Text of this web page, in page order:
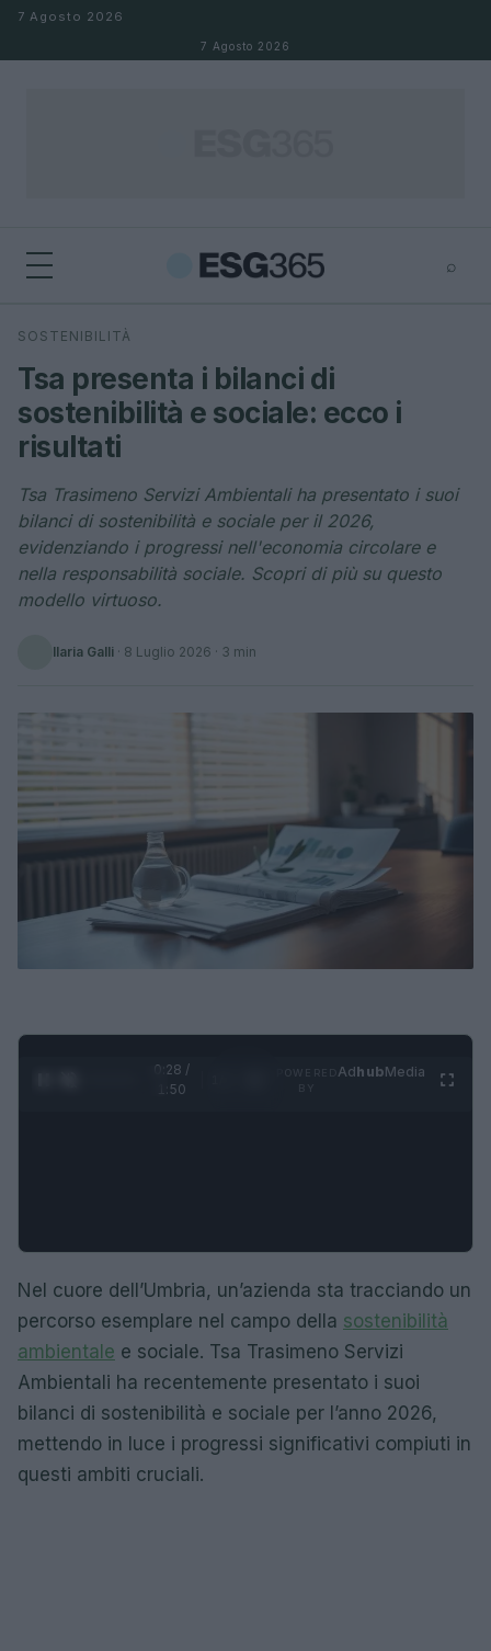
Salta al contenuto
7 Agosto 2026
7 Agosto 2026
⌕
Cerca
SOSTENIBILITÀ
Tsa presenta i bilanci di
sostenibilità e sociale: ecco i
risultati
Tsa Trasimeno Servizi Ambientali ha presentato i suoi
bilanci di sostenibilità e sociale per il 2026,
evidenziando i progressi nell'economia circolare e
nella responsabilità sociale. Scopri di più su questo
modello virtuoso.
Ilaria Galli · 8 Luglio 2026 · 3 min
0:29 /
1:50
AdhubMedia
Nel cuore dell’Umbria, un’azienda sta tracciando un
percorso esemplare nel campo della sostenibilità
ambientale e sociale. Tsa Trasimeno Servizi
Ambientali ha recentemente presentato i suoi
bilanci di sostenibilità e sociale per l’anno 2026,
mettendo in luce i progressi significativi compiuti in
questi ambiti cruciali.